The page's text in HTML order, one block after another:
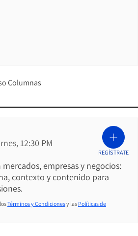
Columnas
12:30 PM
empresas y negocios:
contexto y contenido para
REGÍSTRATE
Términos y Condicionesy las Políticas de